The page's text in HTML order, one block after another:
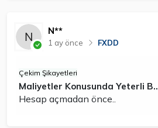
N**
1 ay önce FXDD
Çekim Şikayetleri
Maliyetler Konusunda Yeterli B..
Hesap açmadan önce..